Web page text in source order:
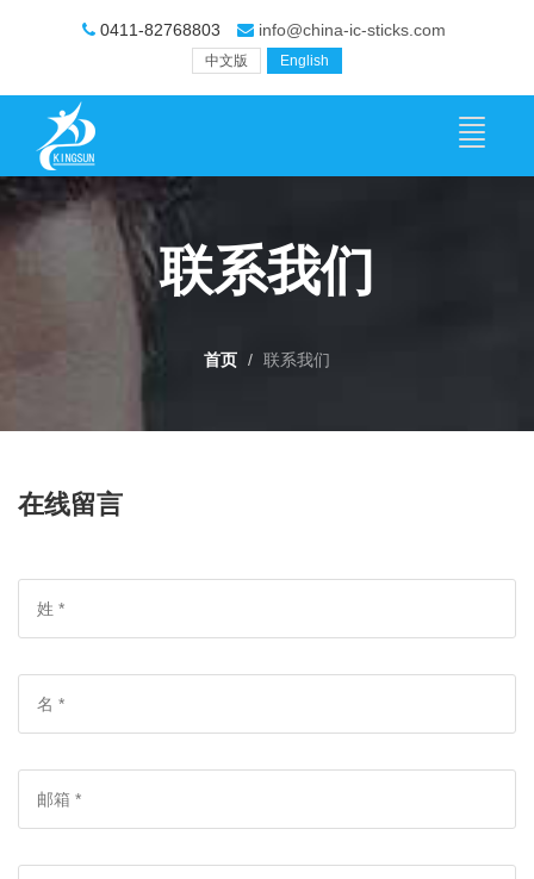
0411-82768803 info@china-ic-sticks.com
中文版 English
联系我们
首页 联系我们
在线留言